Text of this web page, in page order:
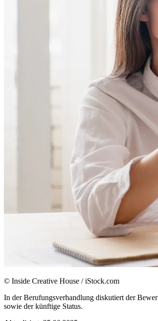
© Inside Creative House / iStock.com
In der Berufungsverhandlung diskutiert der
sowie der künftige Status.